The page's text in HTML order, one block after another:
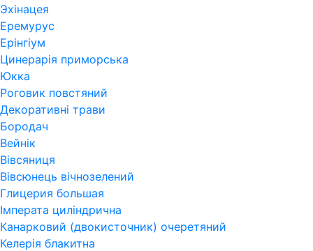
Эхінацея
Еремурус
Ерінгіум
Цинерарія приморська
Юкка
Роговик повстяний
Декоративні трави
Бородач
Вейнік
Вівсяниця
Вівсюнець вічнозелений
Глицерия большая
Імперата циліндрична
Канарковий (двокисточник) очеретяний
Келерія блакитна